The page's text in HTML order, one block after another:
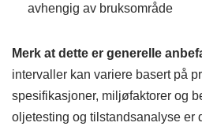
avhengig av bruksområde
Merk at dette er generelle
intervaller kan variere basert på
spesifikasjoner, miljøfaktorer og
oljetesting og tilstandsanalyse er